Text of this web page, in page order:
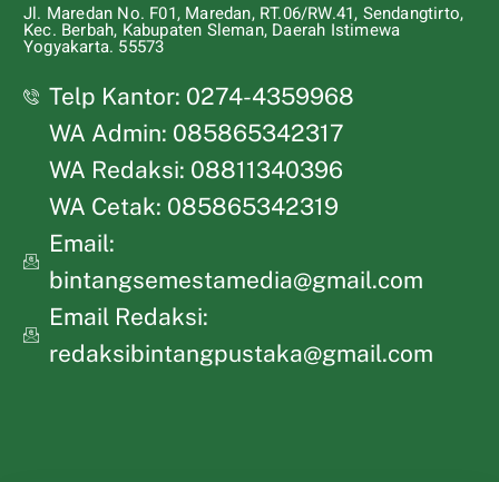
Jl. Maredan No. F01, Maredan, RT.06/RW.41, Sendangtirto,
Kec. Berbah, Kabupaten Sleman, Daerah Istimewa
Yogyakarta. 55573
Telp Kantor: 0274-4359968
WA Admin: 085865342317
WA Redaksi: 08811340396
WA Cetak: 085865342319
Email:
bintangsemestamedia@gmail.com
Email Redaksi:
redaksibintangpustaka@gmail.com